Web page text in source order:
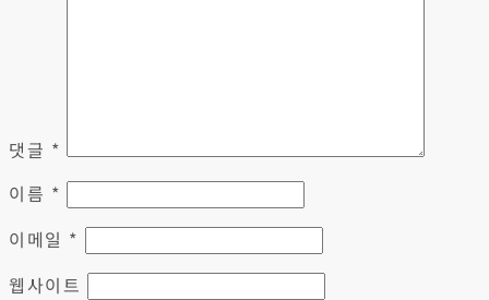
댓글 *
이름 *
이메일 *
웹사이트